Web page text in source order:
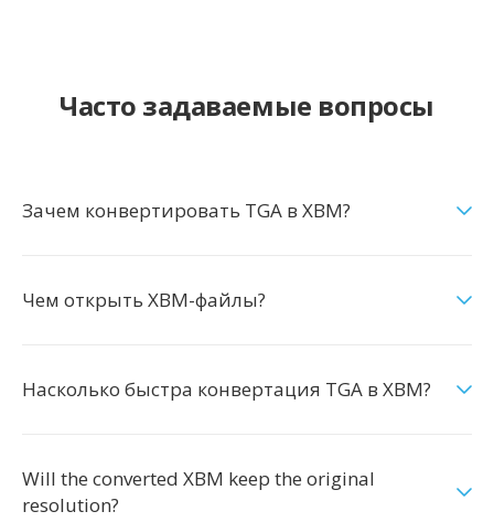
Часто задаваемые вопросы
Зачем конвертировать TGA в XBM?
Чем открыть XBM-файлы?
Насколько быстра конвертация TGA в XBM?
Will the converted XBM keep the original
resolution?